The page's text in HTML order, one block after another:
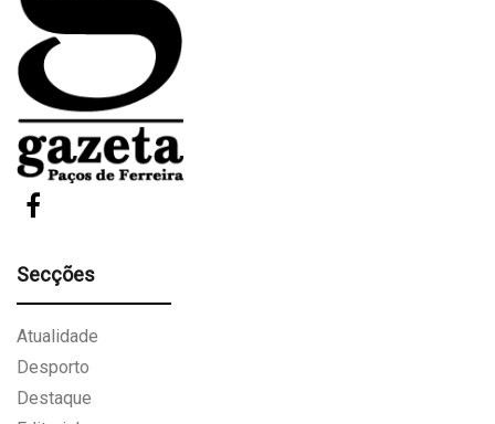
Secções
Atualidade
Desporto
Destaque